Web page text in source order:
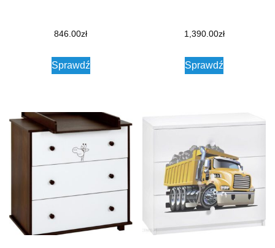
846.00zł
Sprawdź
1,390.00zł
Sprawdź